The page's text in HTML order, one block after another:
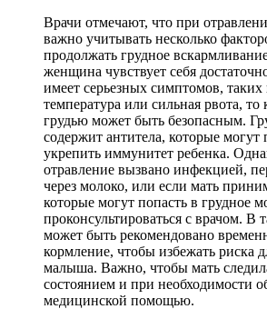
Врачи отмечают, что при
важно учитывать несколько
продолжать грудное
женщина чувствует себя
имеет серьезных симптомов, таких
температура или сильная рвота, то
грудью может быть безопасным.
содержит антитела, которые могут
укрепить иммунитет ребенка.
отравление вызвано инфекцией,
через молоко, или если мать
которые могут попасть в грудное
проконсультироваться с врачом. В
может быть рекомендовано
кормление, чтобы избежать риска
малыша. Важно, чтобы мать
состоянием и при необходимости
медицинской помощью.